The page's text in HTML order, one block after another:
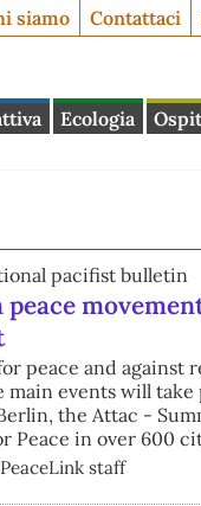
siamo Contattaci
Ecologia
pacifist bulletin
peace
peace and against
main events will
the Attac -
Peace in over 600
staff